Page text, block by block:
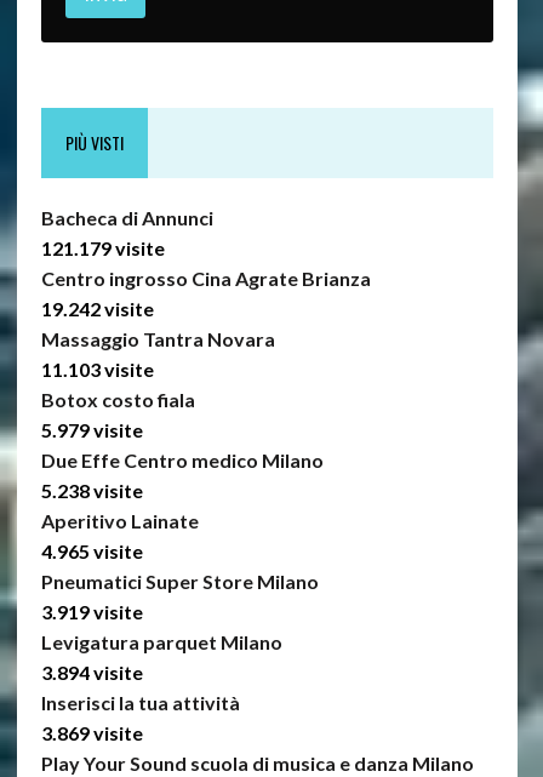
PIÙ VISTI
Bacheca di Annunci
121.179 visite
Centro ingrosso Cina Agrate Brianza
19.242 visite
Massaggio Tantra Novara
11.103 visite
Botox costo fiala
5.979 visite
Due Effe Centro medico Milano
5.238 visite
Aperitivo Lainate
4.965 visite
Pneumatici Super Store Milano
3.919 visite
Levigatura parquet Milano
3.894 visite
Inserisci la tua attività
3.869 visite
Play Your Sound scuola di musica e danza Milano